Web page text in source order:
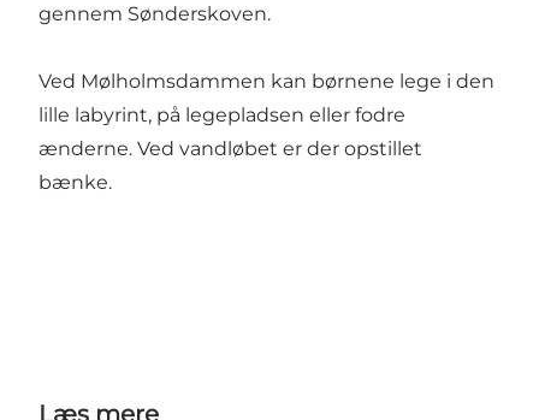
gennem Sønderskoven.
Ved Mølholmsdammen kan børnene lege i den
lille labyrint, på legepladsen eller fodre
ænderne. Ved vandløbet er der opstillet
bænke.
Læs mere